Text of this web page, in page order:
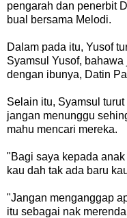
pengarah dan penerbit
bual bersama Melodi.
Dalam pada itu, Yusof
Syamsul Yusof,
dengan ibunya, Datin
Selain itu, Syamsul
jangan menunggu
mahu mencari mereka.
"Bagi saya kepada
kau dah tak ada baru
"Jangan menganggap
itu sebagai nak